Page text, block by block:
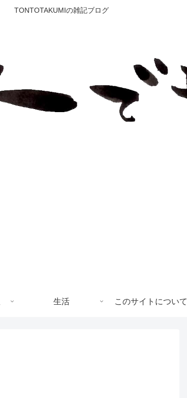
TONTOTAKUMIの雑記ブログ
生活 このサイトについて